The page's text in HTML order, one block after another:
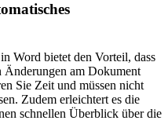
Word bietet den Vorteil, dass
Änderungen am Dokument
Sie Zeit und müssen nicht
Zudem erleichtert es die
schnellen Überblick über die